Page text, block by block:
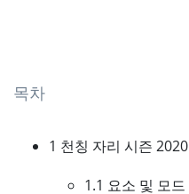
목차
1 천칭 자리 시즌 2020
1.1 요소 및 모드